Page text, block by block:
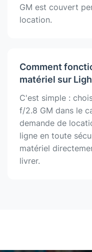
GM est couvert
location.
Comment
matériel sur
C'est simple :
f/2.8 GM dans le
demande de
ligne en toute
matériel
livrer.